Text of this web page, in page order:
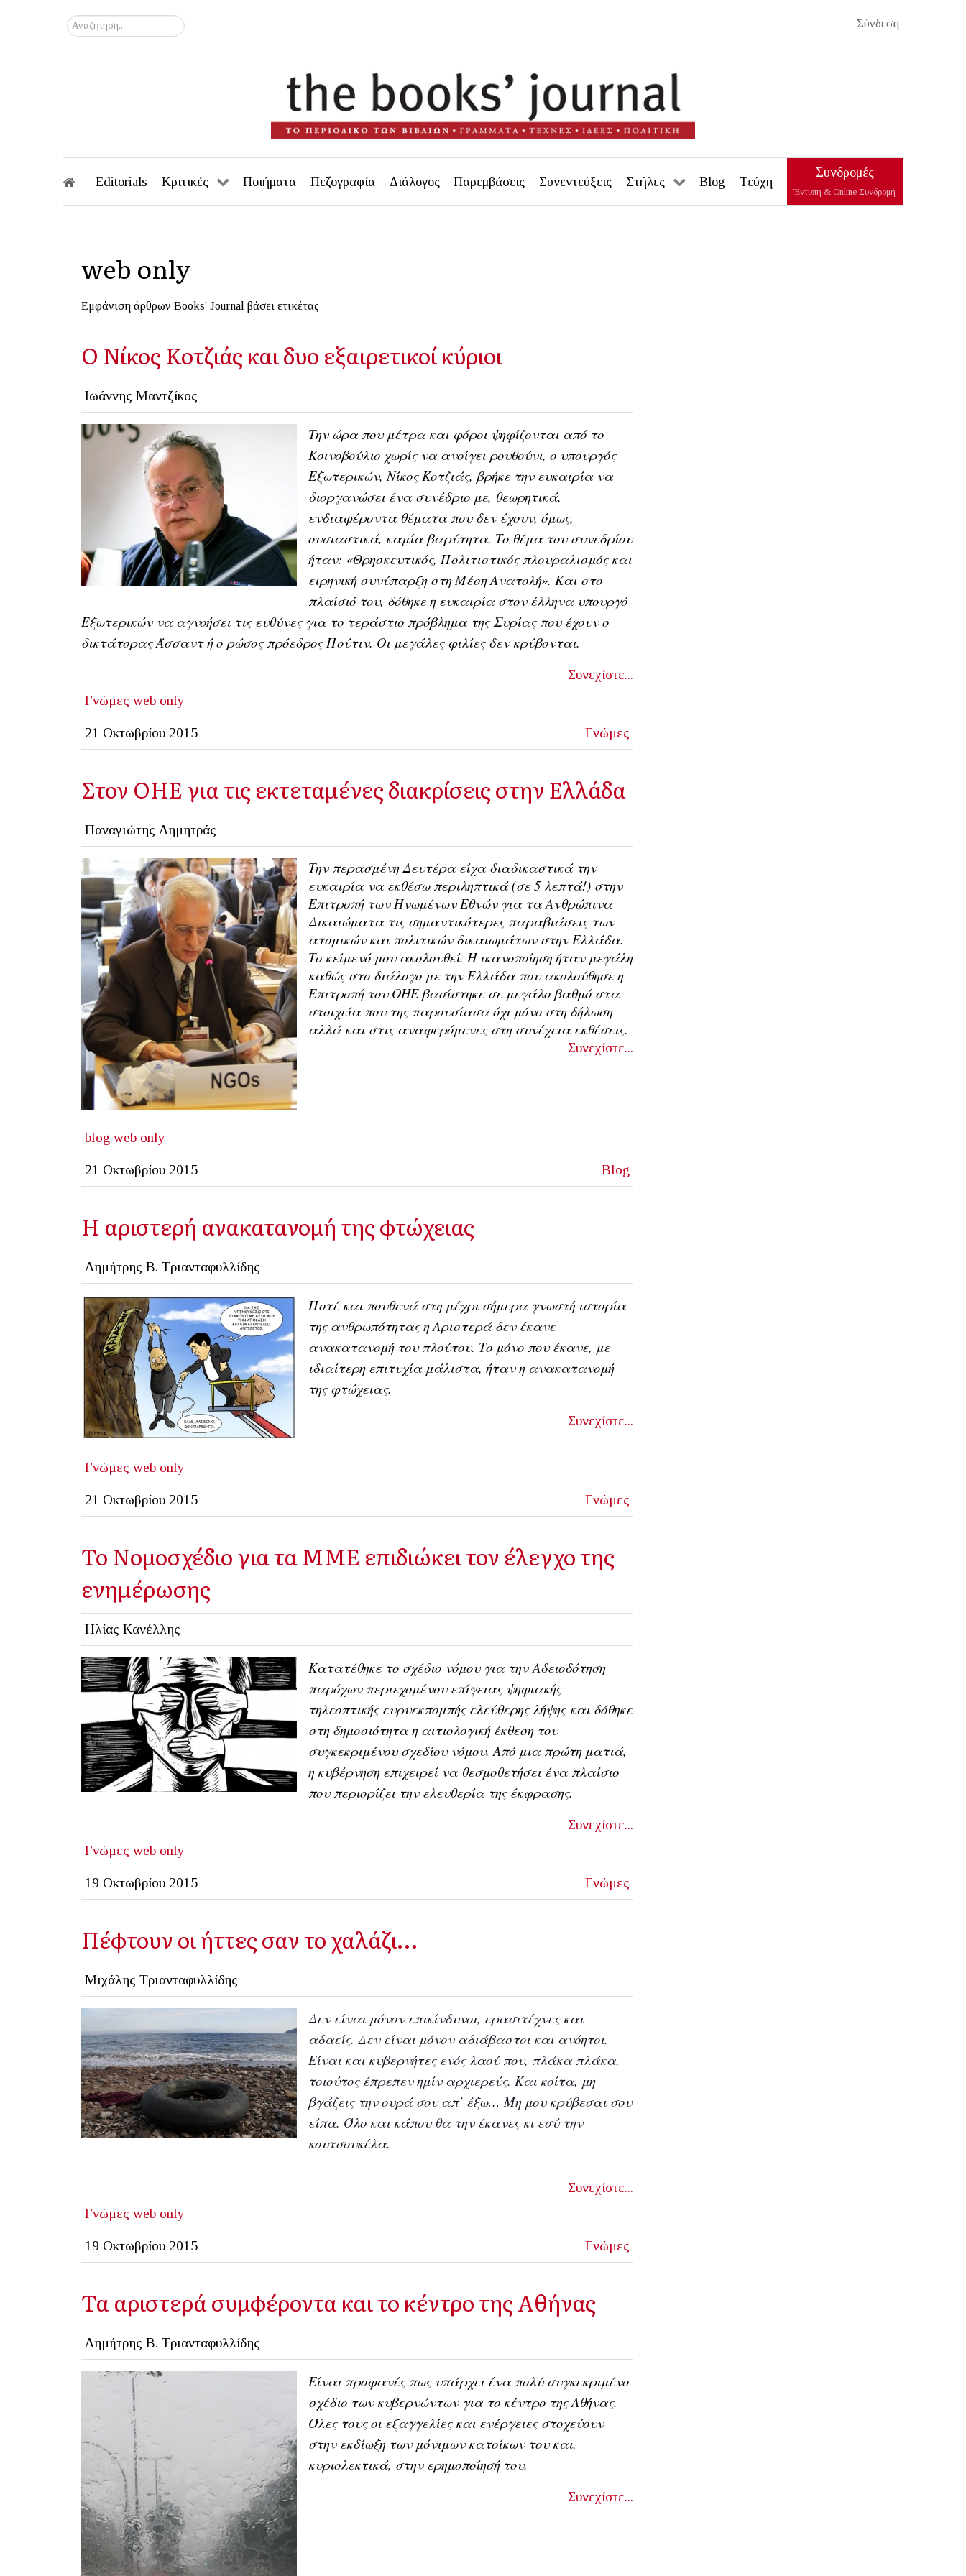
Σύνδεση
Αναζήτηση...
Editorials Κριτικές Ποιήματα Πεζογραφία Διάλογος Παρεμβάσεις Συνεντεύξεις Στήλες Blog Τεύχη
Συνδρομές
Έντυπη & Online Συνδρομή
web only
Εμφάνιση άρθρων Books' Journal βάσει ετικέτας
Ο Νίκος Κοτζιάς και δυο εξαιρετικοί κύριοι
Ιωάννης Μαντζίκος
Την ώρα που μέτρα και φόροι ψηφίζονται από το
Kοινοβούλιο χωρίς να ανοίγει ρουθούνι, ο υπουργός
Εξωτερικών, Νίκος Κοτζιάς, βρήκε την ευκαιρία να
διοργανώσει ένα συνέδριο με, θεωρητικά,
ενδιαφέροντα θέματα που δεν έχουν, όμως,
ουσιαστικά, καμία βαρύτητα. Το θέμα του συνεδρίου
ήταν: «Θρησκευτικός, Πολιτιστικός πλουραλισμός και
ειρηνική συνύπαρξη στη Μέση Ανατολή». Kαι στο
πλαίσιό του, δόθηκε η ευκαιρία στον έλληνα υπουργό
Εξωτερικών να αγνοήσει τις ευθύνες για το τεράστιο πρόβλημα της Συρίας που έχουν ο
δικτάτορας Άσσαντ ή ο ρώσος πρόεδρος Πούτιν. Οι μεγάλες φιλίες δεν κρύβονται.
Συνεχίστε...
Γνώμες web only
21 Οκτωβρίου 2015 Γνώμες
Στον ΟΗΕ για τις εκτεταμένες διακρίσεις στην Ελλάδα
Παναγιώτης Δημητράς
Την περασμένη Δευτέρα είχα διαδικαστικά την
ευκαιρία να εκθέσω περιληπτικά (σε 5 λεπτά!) στην
Επιτροπή των Ηνωμένων Εθνών για τα Ανθρώπινα
Δικαιώματα τις σημαντικότερες παραβιάσεις των
ατομικών και πολιτικών δικαιωμάτων στην Ελλάδα.
Το κείμενό μου ακολουθεί. Η ικανοποίηση ήταν μεγάλη
καθώς στο διάλογο με την Ελλάδα που ακολούθησε η
Επιτροπή του ΟΗΕ βασίστηκε σε μεγάλο βαθμό στα
στοιχεία που της παρουσίασα όχι μόνο στη δήλωση
αλλά και στις αναφερόμενες στη συνέχεια εκθέσεις.
Συνεχίστε...
blog web only
21 Οκτωβρίου 2015 Blog
Η αριστερή ανακατανομή της φτώχειας
Δημήτρης Β. Τριανταφυλλίδης
Ποτέ και πουθενά στη μέχρι σήμερα γνωστή ιστορία
της ανθρωπότητας η Αριστερά δεν έκανε
ανακατανομή του πλούτου. Το μόνο που έκανε, με
ιδιαίτερη επιτυχία μάλιστα, ήταν η ανακατανομή
της φτώχειας.
Συνεχίστε...
Γνώμες web only
21 Οκτωβρίου 2015 Γνώμες
Το Νομοσχέδιο για τα ΜΜΕ επιδιώκει τον έλεγχο της
ενημέρωσης
Ηλίας Κανέλλης
Κατατέθηκε το σχέδιο νόμου για την Αδειοδότηση
παρόχων περιεχομένου επίγειας ψηφιακής
τηλεοπτικής ευρυεκπομπής ελεύθερης λήψης και δόθηκε
στη δημοσιότητα η αιτιολογική έκθεση του
συγκεκριμένου σχεδίου νόμου. Από μια πρώτη ματιά,
η κυβέρνηση επιχειρεί να θεσμοθετήσει ένα πλαίσιο
που περιορίζει την ελευθερία της έκφρασης.
Συνεχίστε...
Γνώμες web only
19 Οκτωβρίου 2015 Γνώμες
Πέφτουν οι ήττες σαν το χαλάζι…
Μιχάλης Τριανταφυλλίδης
Δεν είναι μόνον επικίνδυνοι, ερασιτέχνες και
αδαείς. Δεν είναι μόνον αδιάβαστοι και ανόητοι.
Είναι και κυβερνήτες ενός λαού που, πλάκα πλάκα,
τοιούτος έπρεπεν ημίν αρχιερεύς. Και κοίτα, μη
βγάζεις την ουρά σου απ’ έξω… Μη μου κρύβεσαι σου
είπα. Όλο και κάπου θα την έκανες κι εσύ την
κουτσουκέλα.
Συνεχίστε...
Γνώμες web only
19 Οκτωβρίου 2015 Γνώμες
Τα αριστερά συμφέροντα και το κέντρο της Αθήνας
Δημήτρης Β. Τριανταφυλλίδης
Είναι προφανές πως υπάρχει ένα πολύ συγκεκριμένο
σχέδιο των κυβερνώντων για το κέντρο της Αθήνας.
Όλες τους οι εξαγγελίες και ενέργειες στοχεύουν
στην εκδίωξη των μόνιμων κατοίκων του και,
κυριολεκτικά, στην ερημοποίησή του.
Συνεχίστε...